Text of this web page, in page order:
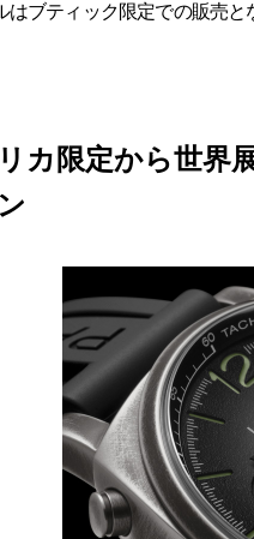
はブティック限定での販売と
カ限定から世界